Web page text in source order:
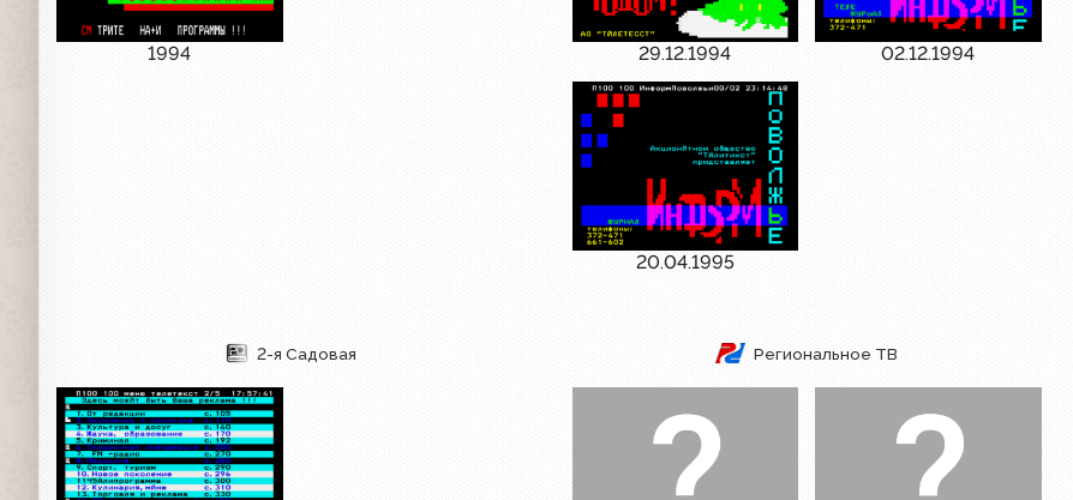
1994 29.12.1994 02.12.1994
20.04.1995
2-я Садовая Региональное ТВ